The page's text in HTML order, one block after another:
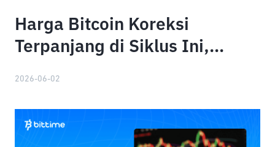
Harga Bitcoin Koreksi
Terpanjang di Siklus Ini,
2026-06-02